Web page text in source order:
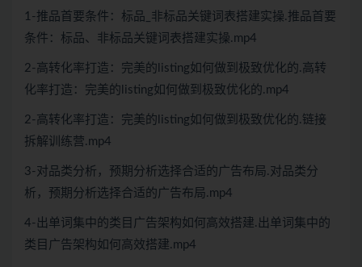
1-推品首要条件：标品_非标品关键词表搭建实操.推品首要
条件：标品、非标品关键词表搭建实操.mp4
2-高转化率打造：完美的listing如何做到极致优化的.高转
化率打造：完美的listing如何做到极致优化的.mp4
2-高转化率打造：完美的listing如何做到极致优化的.链接
拆解训练营.mp4
3-对品类分析，预期分析选择合适的广告布局.对品类分
析，预期分析选择合适的广告布局.mp4
4-出单词集中的类目广告架构如何高效搭建.出单词集中的
类目广告架构如何高效搭建.mp4